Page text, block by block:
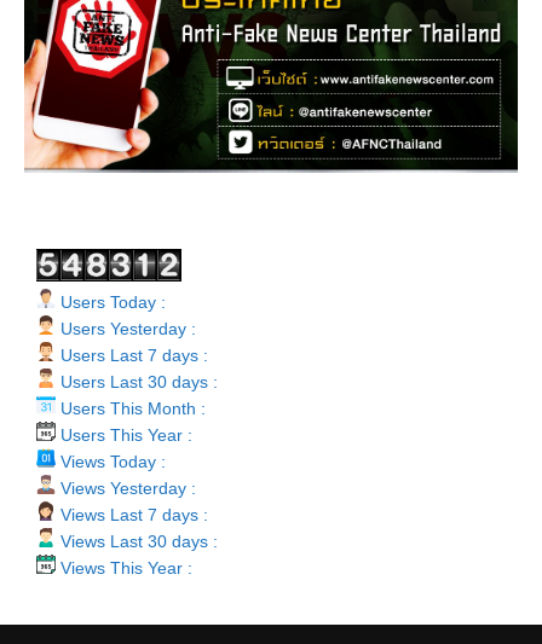
Users Today :
Users Yesterday :
Users Last 7 days :
Users Last 30 days :
Users This Month :
Users This Year :
Views Today :
Views Yesterday :
Views Last 7 days :
Views Last 30 days :
Views This Year :